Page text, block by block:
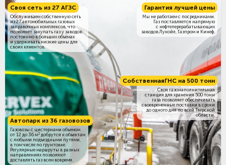
СобственнаяГНС на 500 тонн
Своя газонаполнительная
станция для хранения 500 тонн
газа позволяет обеспечивать
своевременные поставки в сроки
до одного дня по всей Тверской
области.
Своя сеть из 27 АГЗС
Обслуживаем собственную сеть
из 27 автомобильных газовых
заправочных комплексов, что
позволяет закупать газ у заводов
постоянно в больших объёмах
и удерживать низкие цены для
своих клиентов.
Гарантия лучшей цены
Мы не работаем с посредниками.
Газ поставляется напрямую
с нефтеперерабатывающих
заводов Лукойл, Газпром и Кинеф.
Автопарк из 36 газовозов
Газовозы с цистернами объемом
от 12 до 36 м3 добрутся к объектам
c любыми подъездными путями,
в том числе по грунтовке.
Регулярные маршруты в разных
направлениях позволяют
доставлять газ всем вовремя.